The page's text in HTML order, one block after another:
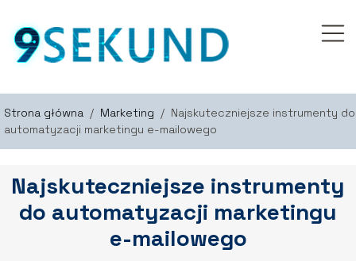
Strona główna / Marketing / Najskuteczniejsze instrumenty do
automatyzacji marketingu e-mailowego
Najskuteczniejsze instrumenty
do automatyzacji marketingu
e-mailowego